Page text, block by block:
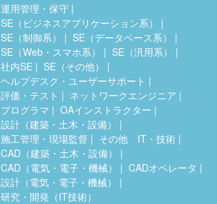
運用管理・保守
SE（ビジネスアプリケーション系）
SE（制御系）
SE（データベース系）
SE（Web・スマホ系）
SE（汎用系）
社内SE
SE（その他）
ヘルプデスク・ユーザーサポート
評価・テスト
ネットワークエンジニア
プログラマ
OAインストラクター
設計（建築・土木・設備）
施工管理・現場監督
その他 IT・技術
CAD（建築・土木・設備）
CAD（電気・電子・機械）
CADオペレータ
設計（電気・電子・機械）
研究・開発（IT技術）